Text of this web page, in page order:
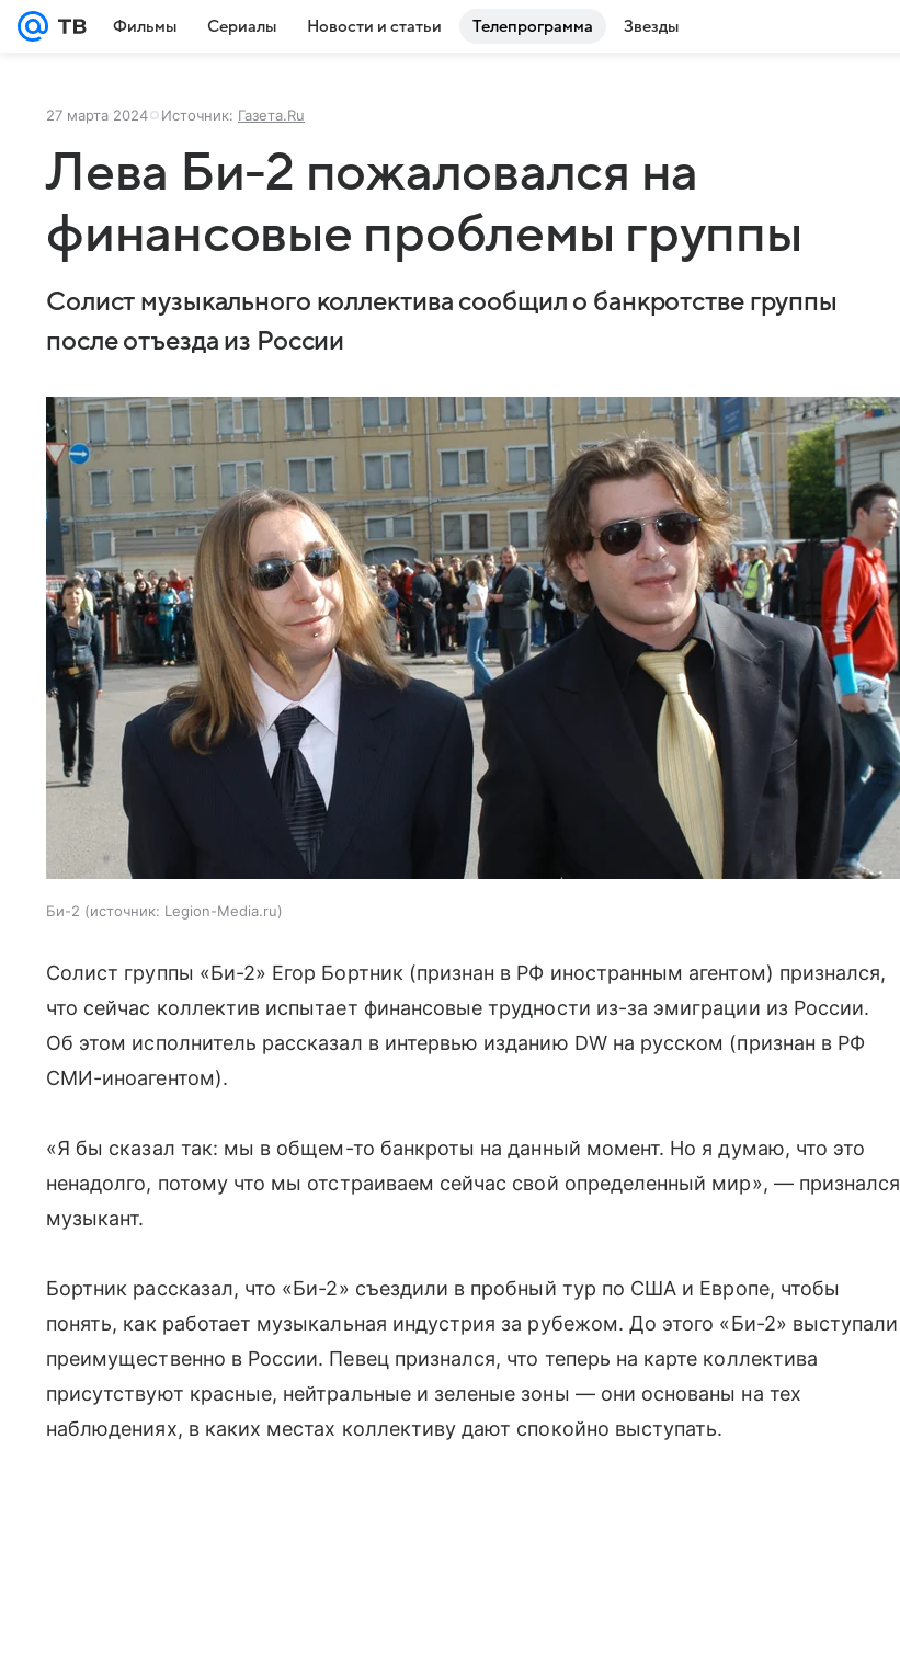
Фильмы Сериалы Новости и статьи Телепрограмма Звезды
27 марта 2024 Источник: Газета.Ru
Лева Би-2 пожаловался на
финансовые проблемы группы
Солист музыкального коллектива сообщил о банкротстве группы
после отъезда из России
Би-2 источник: Legion-Media.ru
Солист группы «Би-2» Егор Бортник (признан в РФ иностранным агентом) признался,
что сейчас коллектив испытает финансовые трудности из-за эмиграции из России.
Об этом исполнитель рассказал в интервью изданию DW на русском (признан в РФ
СМИ-иноагентом).
«Я бы сказал так: мы в общем-то банкроты на данный момент. Но я думаю, что это
ненадолго, потому что мы отстраиваем сейчас свой определенный мир», — признался
музыкант.
Бортник рассказал, что «Би-2» съездили в пробный тур по США и Европе, чтобы
понять, как работает музыкальная индустрия за рубежом. До этого «Би-2» выступали
преимущественно в России. Певец признался, что теперь на карте коллектива
присутствуют красные, нейтральные и зеленые зоны — они основаны на тех
наблюдениях, в каких местах коллективу дают спокойно выступать.